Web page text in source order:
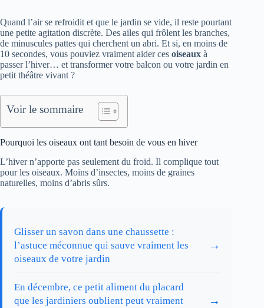
Quand l’air se refroidit et que le jardin se vide, il reste pourtant
une petite agitation discrète. Des ailes qui frôlent les branches,
de minuscules pattes qui cherchent un abri. Et si, en moins de
10 secondes, vous pouviez vraiment aider ces oiseaux à
passer l’hiver… et transformer votre balcon ou votre jardin en
petit théâtre vivant ?
Voir le sommaire
Pourquoi les oiseaux ont tant besoin de vous en hiver
L’hiver n’apporte pas seulement du froid. Il complique tout
pour les oiseaux. Moins d’insectes, moins de graines
naturelles, moins d’abris sûrs.
Glisser un savon dans une chaussette :
l’astuce méconnue qui sauve vraiment les
oiseaux de votre jardin
→
En décembre, ce petit aliment du placard
que les jardiniers oublient peut vraiment
→